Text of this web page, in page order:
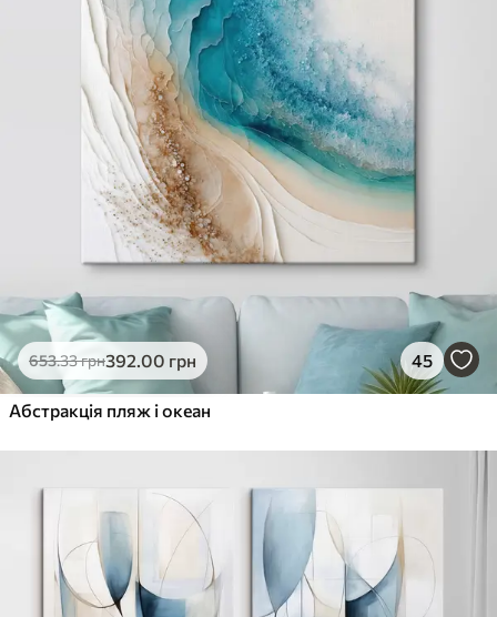
653.33грн392.00 грн 45
Абстракція пляж і океан